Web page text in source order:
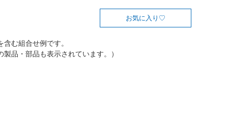
お気に入り
む組合せ例です。
製品・部品も表示されています。）